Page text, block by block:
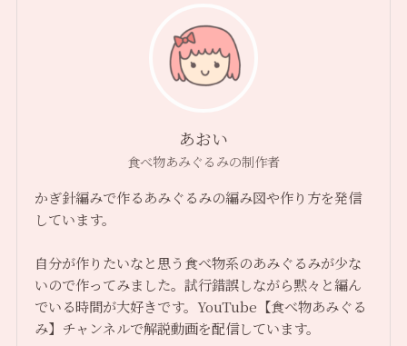
あおい
食べ物あみぐるみの制作者
かぎ針編みで作るあみぐるみの編み図や作り方を発信
しています。
自分が作りたいなと思う食べ物系のあみぐるみが少な
いので作ってみました。試行錯誤しながら黙々と編ん
でいる時間が大好きです。YouTube【食べ物あみぐる
み】チャンネルで解説動画を配信しています。